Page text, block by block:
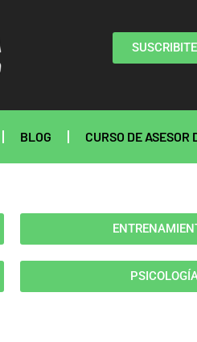
SUSCRIBITE
BLOG CURSO DE ASESOR